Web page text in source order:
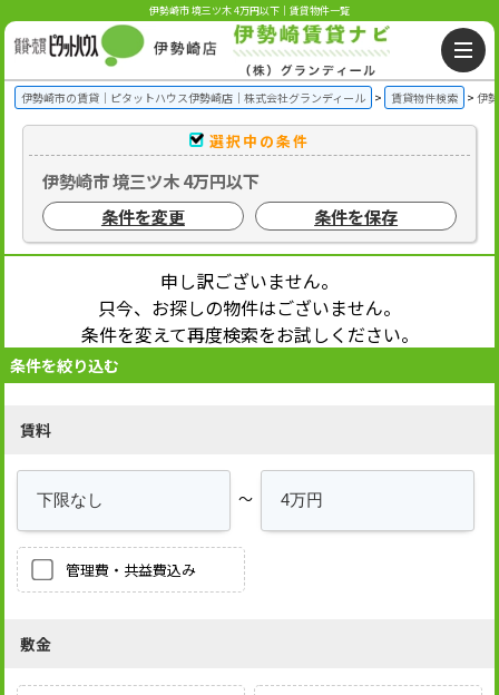
伊勢崎市 境三ツ木 4万円以下｜賃貸物件一覧
伊勢崎市の賃貸｜ピタットハウス伊勢崎店｜株式会社グランディール 賃貸物件検索 伊
選択中の条件
伊勢崎市 境三ツ木 4万円以下
条件を変更
条件を保存
申し訳ございません。
只今、お探しの物件はございません。
条件を変えて再度検索をお試しください。
条件を絞り込む
賃料
～
管理費・共益費込み
敷金